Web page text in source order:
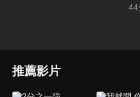
44
推薦影片